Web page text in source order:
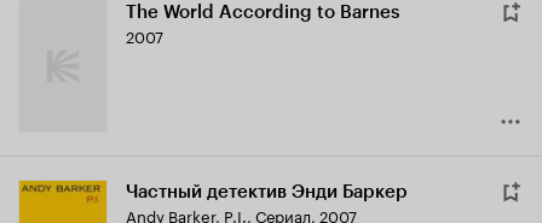
The World According to Barnes
2007
Частный детектив Энди Баркер
Andy Barker, P.I., Сериал, 2007